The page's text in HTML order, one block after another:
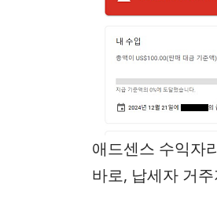
애드센스 수익자
바로, 납세자 거